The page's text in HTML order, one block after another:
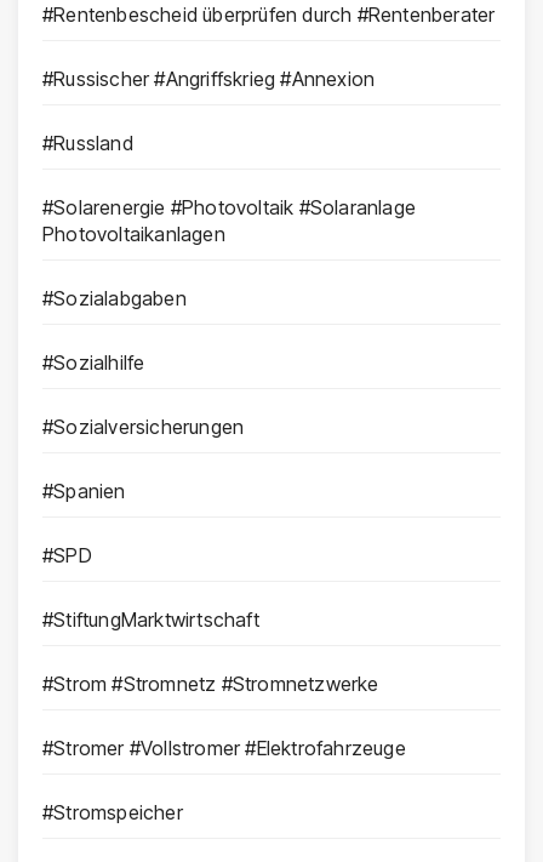
#Rentenbescheid überprüfen durch #Rentenberater
#Russischer #Angriffskrieg #Annexion
#Russland
#Solarenergie #Photovoltaik #Solaranlage
Photovoltaikanlagen
#Sozialabgaben
#Sozialhilfe
#Sozialversicherungen
#Spanien
#SPD
#StiftungMarktwirtschaft
#Strom #Stromnetz #Stromnetzwerke
#Stromer #Vollstromer #Elektrofahrzeuge
#Stromspeicher